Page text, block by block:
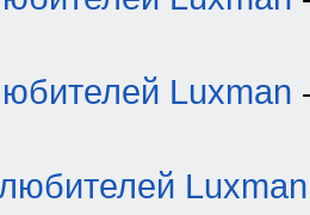
Luxman
Luxman